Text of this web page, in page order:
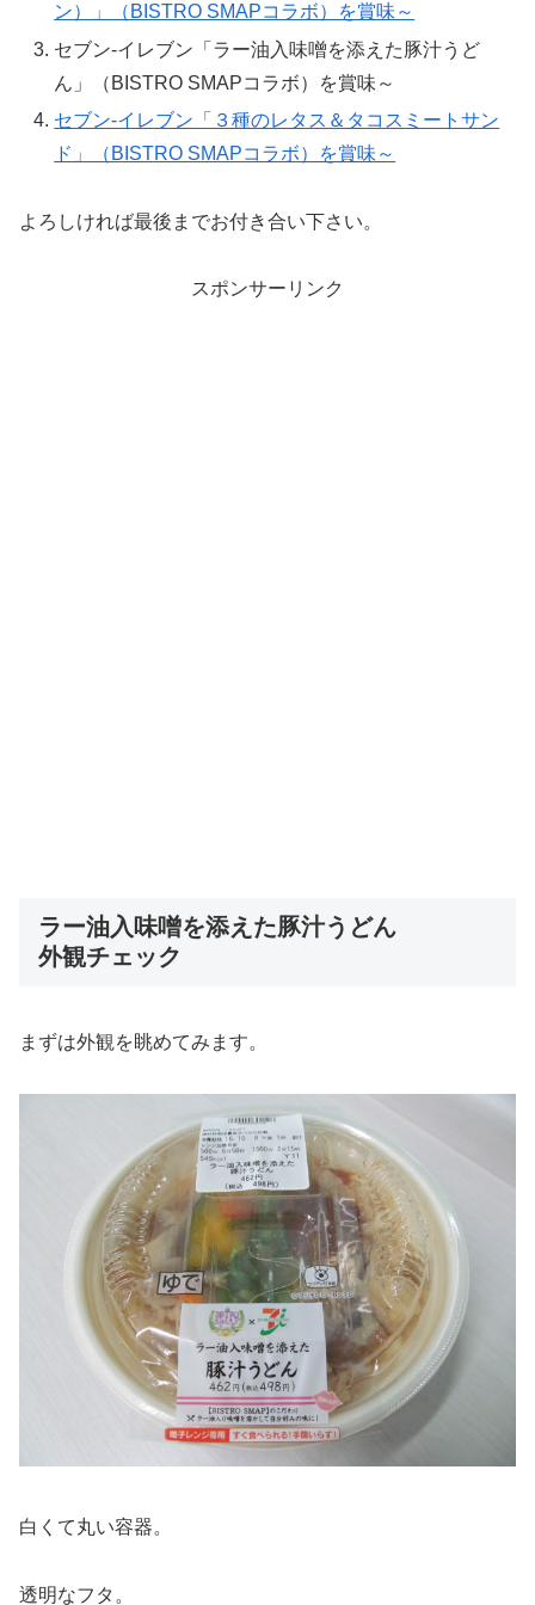
ン）」（BISTRO SMAPコラボ）を賞味～
セブン-イレブン「ラー油入味噌を添えた豚汁うど
ん」（BISTRO SMAPコラボ）を賞味～
セブン-イレブン「３種のレタス＆タコスミートサン
ド」（BISTRO SMAPコラボ）を賞味～
よろしければ最後までお付き合い下さい。
スポンサーリンク
ラー油入味噌を添えた豚汁うどん
外観チェック
まずは外観を眺めてみます。
白くて丸い容器。
透明なフタ。